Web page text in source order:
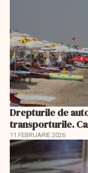
Drepturile de
transporturile.
11 FEBRUARIE 2026